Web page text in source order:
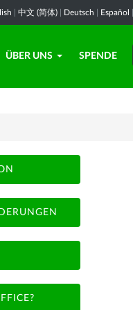
中文 (简体) Deutsch Español
ÜBER UNS SPENDE